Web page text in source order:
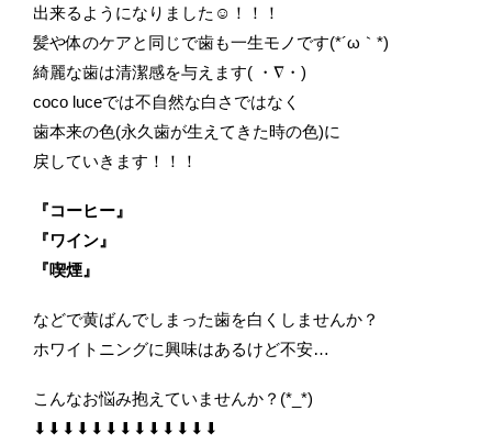
出来るようになりました☺︎！！！
髪や体のケアと同じで歯も一生モノです(*´ω｀*)
綺麗な歯は清潔感を与えます( ・∇・)
coco luceでは不自然な白さではなく
歯本来の色(永久歯が生えてきた時の色)に
戻していきます！！！
『コーヒー』
『ワイン』
『喫煙』
などで黄ばんでしまった歯を白くしませんか？
ホワイトニングに興味はあるけど不安…
こんなお悩み抱えていませんか？(*_*)
⬇︎⬇︎⬇︎⬇︎⬇︎⬇︎⬇︎⬇︎⬇︎⬇︎⬇︎⬇︎⬇︎